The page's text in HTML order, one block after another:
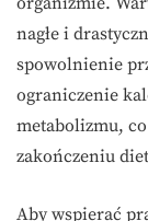
nagłe i
spowolnienie
ograniczenie
metabolizmu,
zakończeniu
Aby wspierać